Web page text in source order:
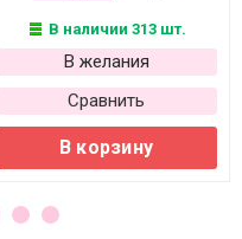
В наличии 313 шт.
В желания
Сравнить
В корзину